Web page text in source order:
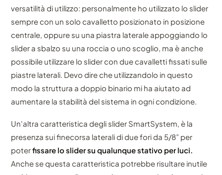
versatilità di utilizzo: personalmente ho utilizzato lo slider
sempre con un solo cavalletto posizionato in posizione
centrale, oppure su una piastra laterale appoggiando lo
slider a sbalzo su una roccia o uno scoglio, ma è anche
possibile utilizzare lo slider con due cavalletti fissati sulle
piastre laterali. Devo dire che utilizzandolo in questo
modo la struttura a doppio binario mi ha aiutato ad
aumentare la stabilità del sistema in ogni condizione.
Un'altra caratteristica degli slider SmartSystem, è la
presenza sui finecorsa laterali di due fori da 5/8” per
poterfissare lo slider su qualunque stativo per luci.
Anche se questa caratteristica potrebbe risultare inutile